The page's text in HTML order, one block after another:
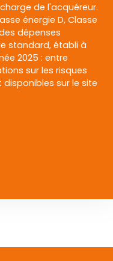
de l'acquéreur.
énergie D, Classe
dépenses
standard, établi à
2025 : entre
sur les risques
sur le site